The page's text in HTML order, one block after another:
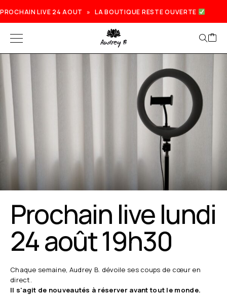
PROCHAIN LIVE 24 AOUT » LA BOUTIQUE RESTE OUVERTE
Prochain live lundi
24 août 19h30
Chaque semaine, Audrey B. dévoile ses coups de cœur en
direct.
Il s'agit de nouveautés à réserver avant tout le monde.